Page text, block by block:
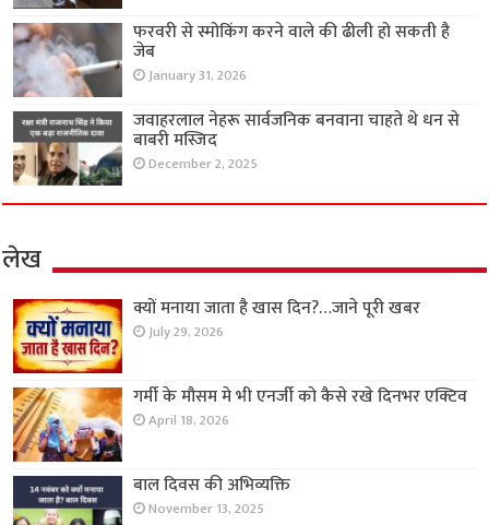
फरवरी से स्मोकिंग करने वाले की ढीली हो सकती है
जेब
January 31, 2026
जवाहरलाल नेहरू सार्वजनिक बनवाना चाहते थे धन से
बाबरी मस्जिद
December 2, 2025
लेख
क्यों मनाया जाता है खास दिन?…जाने पूरी खबर
July 29, 2026
गर्मी के मौसम मे भी एनर्जी को कैसे रखे दिनभर एक्टिव
April 18, 2026
बाल दिवस की अभिव्यक्ति
November 13, 2025